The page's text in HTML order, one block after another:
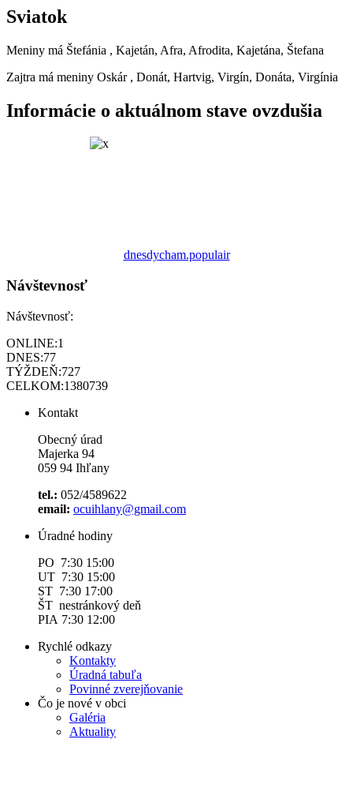
Sviatok
Meniny má Štefánia , Kajetán, Afra, Afrodita, Kajetána, Štefana
Zajtra má meniny Oskár , Donát, Hartvig, Virgín, Donáta, Virgínia
Informácie o aktuálnom stave ovzdušia
dnesdycham.populair
Návštevnosť
Návštevnosť:
ONLINE:1
DNES:77
TÝŽDEŇ:727
CELKOM:1380739
Kontakt
Obecný úrad
Majerka 94
059 94 Ihľany
tel.: 052/4589622
email: ocuihlany@gmail.com
Úradné hodiny
PO 7:30 15:00
UT 7:30 15:00
ST 7:30 17:00
ŠT nestránkový deň
PIA 7:30 12:00
Rychlé odkazy
Kontakty
Úradná tabuľa
Povinné zverejňovanie
Čo je nové v obci
Galéria
Aktuality